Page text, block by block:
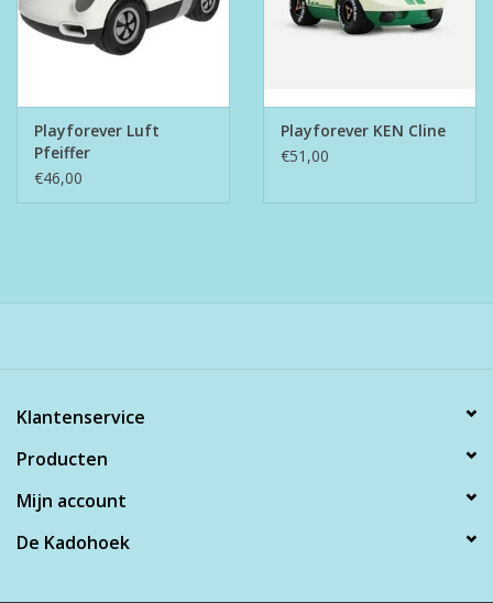
Playforever Luft
Pfeiffer
€46,00
Playforever KEN Cline
€51,00
Klantenservice
Producten
Mijn account
De Kadohoek